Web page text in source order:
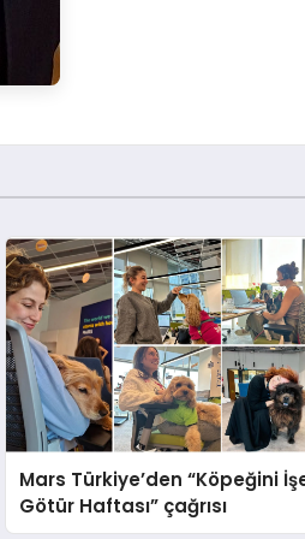
Mars Türkiye’den “Köpeğini
Götür Haftası” çağrısı